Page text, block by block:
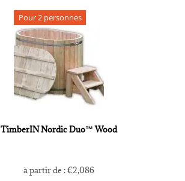
Pour 2 personnes
TimberIN Nordic Duo™ Wood
à partir de :€2,086